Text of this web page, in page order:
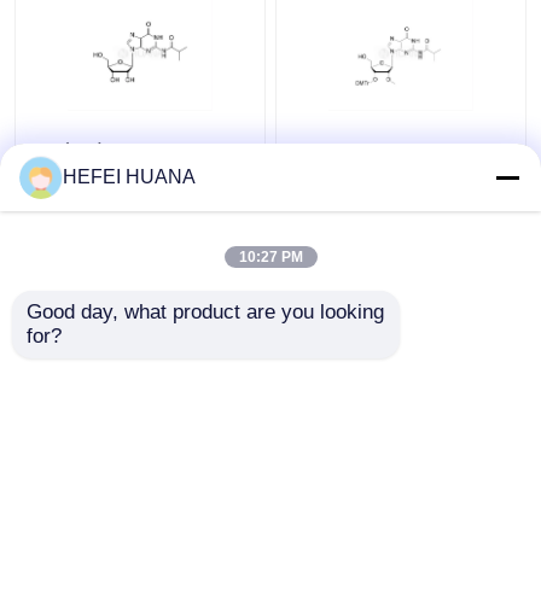
RG (iBu)
Les produits de la
catégorie 1 ou 2
HEFEI HUANA
10:27 PM
Good day, what product are you looking
for?